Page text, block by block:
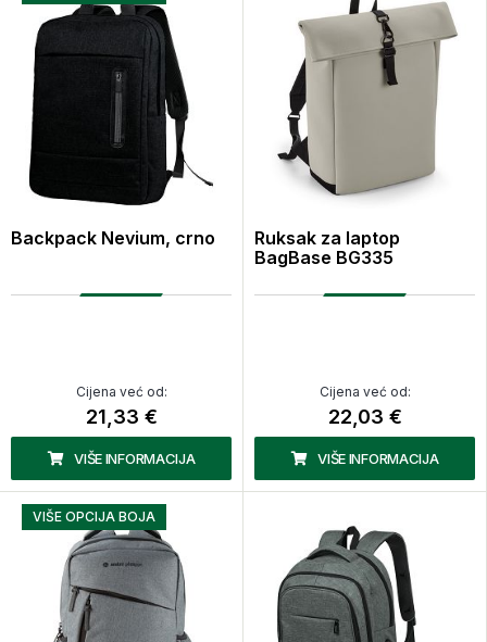
Backpack Nevium, crno
Cijena već od:
21,33 €
VIŠE INFORMACIJA
Ruksak za laptop
BagBase BG335
Cijena već od:
22,03 €
VIŠE INFORMACIJA
VIŠE OPCIJA BOJA